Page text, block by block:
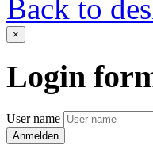
Back to
×
Login
User name
Anmelden